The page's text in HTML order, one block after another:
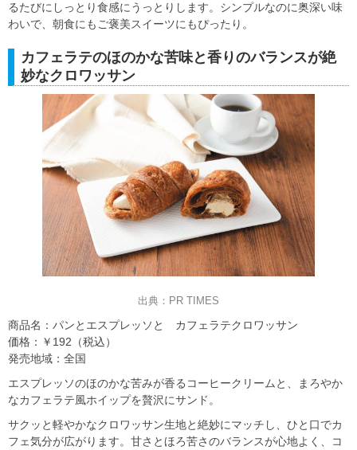
るたびにしっとり食感にうっとりします。シンプルなのに奥深い味
わいで、朝食にもご褒美スイーツにもぴったり。
カフェラテのほのかな苦味と香りのバランスが絶
妙なクロワッサン
出典：PR TIMES
商品名：パンとエスプレッソと カフェラテクロワッサン
価格：￥192（税込）
発売地域：全国
エスプレッソのほのかな苦みが香るコーヒークリームと、まろやか
なカフェラテ風ホイップを贅沢にサンド。
サクッと軽やかなクロワッサン生地と絶妙にマッチし、ひと口でカ
フェ気分が広がります。甘さとほろ苦さのバランスが心地よく、コ